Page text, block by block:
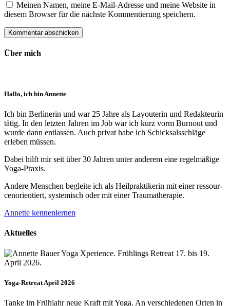
Meinen Namen, meine E-Mail-Adresse und meine Website in
diesem Browser für die nächste Kommentierung speichern.
Über mich
Hallo, ich bin Annette
Ich bin Berlinerin und war 25 Jahre als Layouterin und Redak­teurin
tätig. In den letzten Jahren im Job war ich kurz vorm Burnout und
wurde dann ent­lassen. Auch privat habe ich Schick­sals­schläge
erleben müssen.
Dabei hilft mir seit über 30 Jahren unter anderem eine regelmäßige
Yoga-Praxis.
Andere Menschen begleite ich als Heil­prakti­kerin mit einer ressour­
cenorien­tiert, systemisch oder mit einer Trauma­therapie.
Annette kennenlernen
Aktuelles
Yoga-Retreat April 2026
Tanke im Frühjahr neue Kraft mit Yoga. An verschiedenen Orten in